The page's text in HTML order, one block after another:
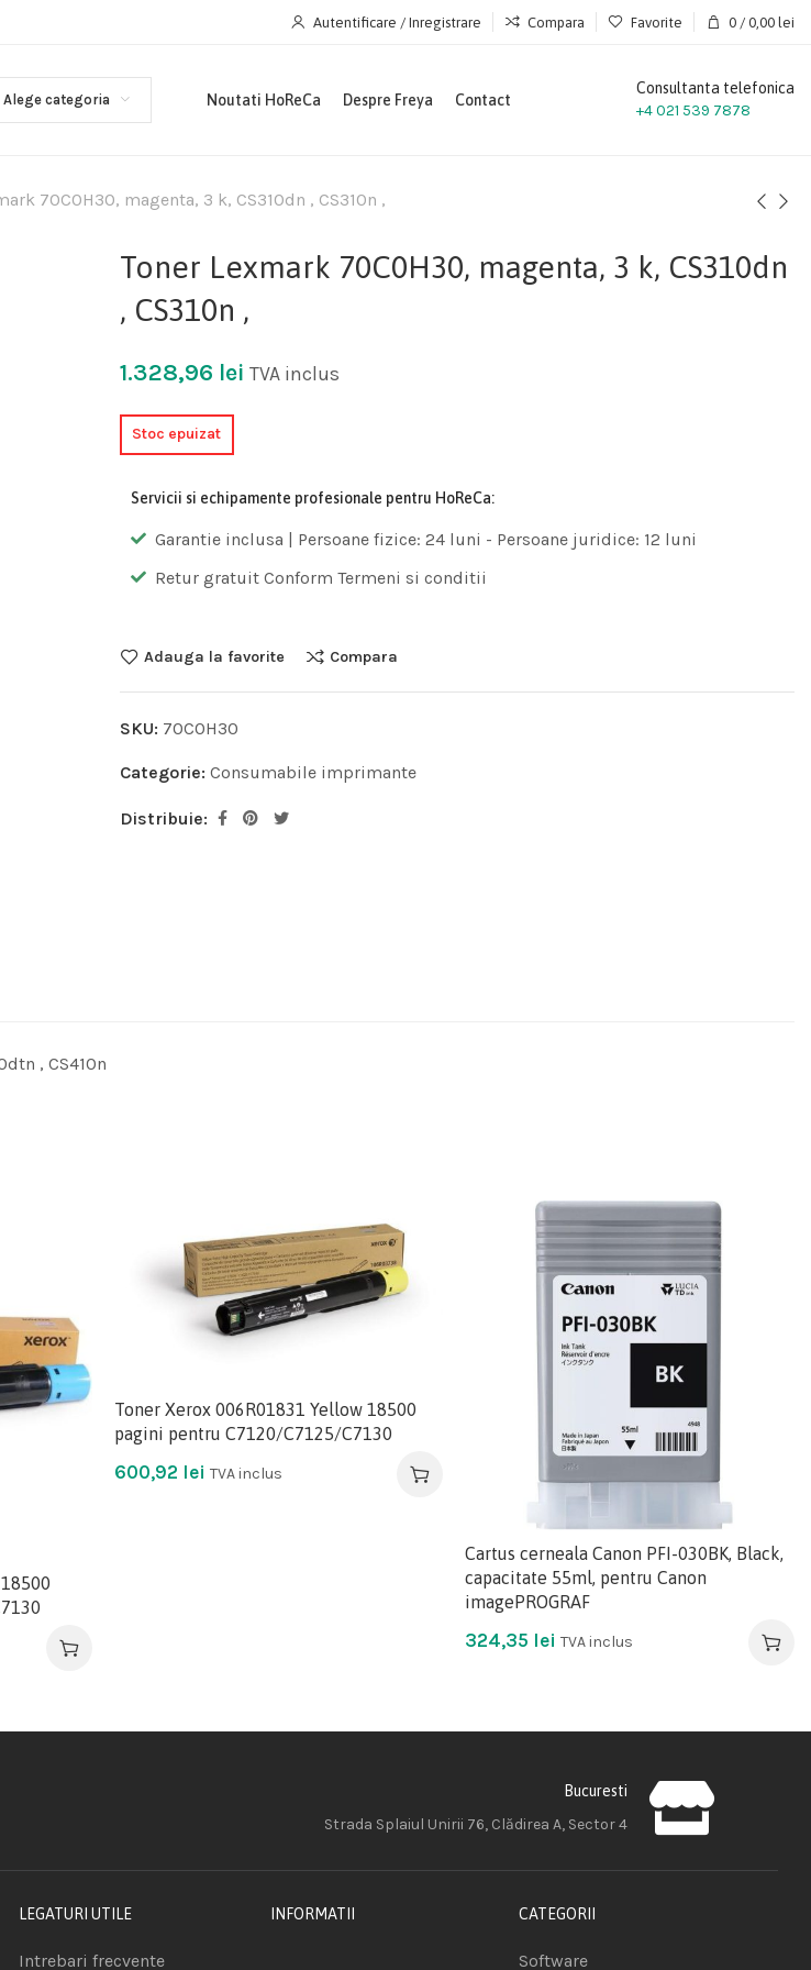
Autentificare / Inregistrare Compara Favorite 0 / 0,00 lei
Alege categoria Noutati HoReCa Despre Freya Contact
Consultanta telefonica
+4 021 539 7878
70C0H30, magenta, 3 k, CS310dn , CS310n ,
Toner Lexmark 70C0H30, magenta, 3 k, CS310dn
, CS310n ,
1.328,96 lei TVA inclus
Stoc epuizat
Servicii si echipamente profesionale pentru HoReCa:
Garantie inclusa | Persoane fizice: 24 luni - Persoane juridice: 12 luni
Retur gratuit Conform Termeni si conditii
Adauga la favorite Compara
SKU: 70C0H30
Categorie: Consumabile imprimante
Distribuie:
, CS410n
Toner Xerox 006R01831 Yellow 18500
pagini pentru C7120/C7125/C7130
600,92 lei TVA inclus
Cartus cerneala Canon PFI-030BK, Black,
capacitate 55ml, pentru Canon
imagePROGRAF
324,35 lei TVA inclus
Bucuresti
Strada Splaiul Unirii 76, Clădirea A, Sector 4
LEGATURI UTILE
Intrebari frecvente
INFORMATII CATEGORII
Software